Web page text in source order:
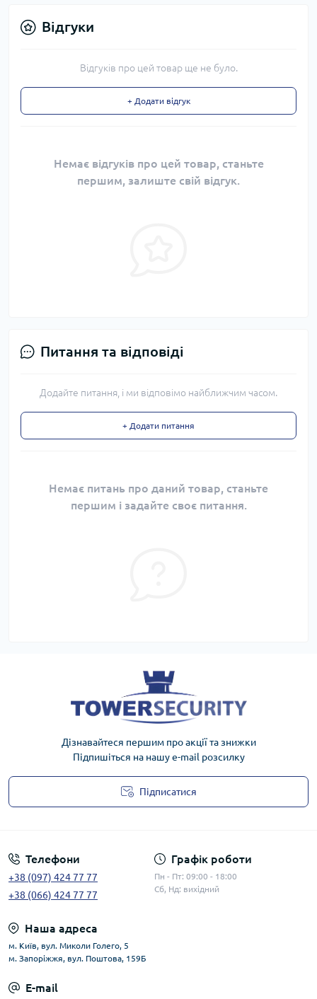
Відгуки
Відгуків про цей товар ще не було.
+ Додати відгук
Немає відгуків про цей товар, станьте
першим, залиште свій відгук.
Питання та відповіді
Додайте питання, і ми відповімо найближчим часом.
+ Додати питання
Немає питань про даний товар, станьте
першим і задайте своє питання.
Дізнавайтеся першим про акції та знижки
Підпишіться на нашу e-mail розсилку
Підписатися
Телефони
+38 (097) 424 77 77
+38 (066) 424 77 77
Графік роботи
Пн - Пт: 09:00 - 18:00
Сб, Нд: вихідний
Наша адреса
м. Київ, вул. Миколи Голего, 5
м. Запоріжжя, вул. Поштова, 159Б
E-mail